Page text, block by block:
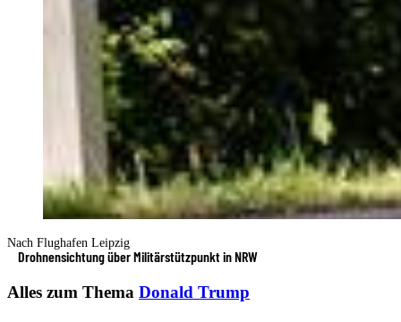
Nach Flughafen Leipzig
Drohnensichtung über Militärstützpunkt in NRW
Alles zum Thema Donald Trump